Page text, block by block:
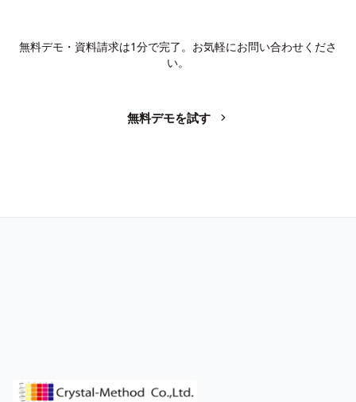
無料デモ・資料請求は1分で完了。お気軽にお問い合わせくださ
い。
無料デモを試す